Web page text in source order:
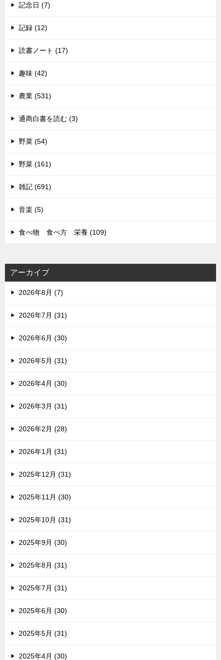
記念日 (7)
記録 (12)
読書ノート (17)
趣味 (42)
農業 (531)
通商白書を読む (3)
野菜 (54)
野菜 (161)
雑記 (691)
音楽 (5)
食べ物 食べ方 栄養 (109)
アーカイブ
2026年8月 (7)
2026年7月 (31)
2026年6月 (30)
2026年5月 (31)
2026年4月 (30)
2026年3月 (31)
2026年2月 (28)
2026年1月 (31)
2025年12月 (31)
2025年11月 (30)
2025年10月 (31)
2025年9月 (30)
2025年8月 (31)
2025年7月 (31)
2025年6月 (30)
2025年5月 (31)
2025年4月 (30)